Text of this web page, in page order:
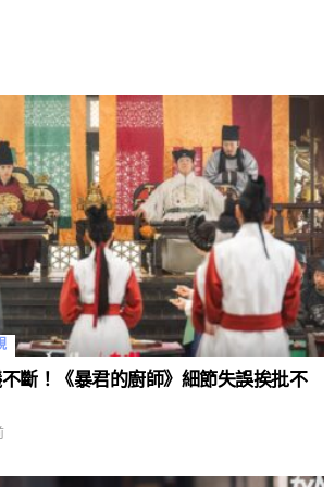
斷！《暴君的廚師》細節失誤挨批不